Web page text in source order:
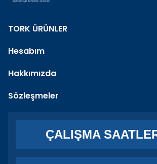
TORK ÜRÜNLER
Hesabım
Hakkımızda
Sözleşmeler
ÇALIŞMA